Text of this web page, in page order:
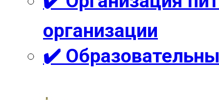
организации
✔️